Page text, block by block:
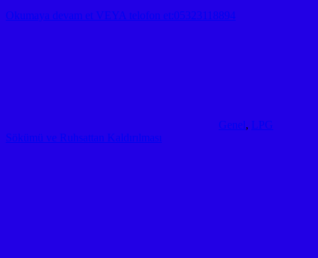
Okumaya devam et VEYA telofon et:05323118894
Genel, LPG
Sökümü ve Ruhsattan Kaldırılması